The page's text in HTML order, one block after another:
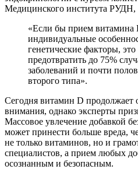
Медицинского института РУДН,
«Если бы прием витамина
индивидуальные
генетические факторы,
предотвратить до 75%
заболеваний и почти
второго типа».
Сегодня витамин D продолжает
внимания, однако эксперты
Массовое увлечение добавкой
может принести больше вреда,
не только витаминов, но и
специалистов, а прием любых
осознанным и безопасным.